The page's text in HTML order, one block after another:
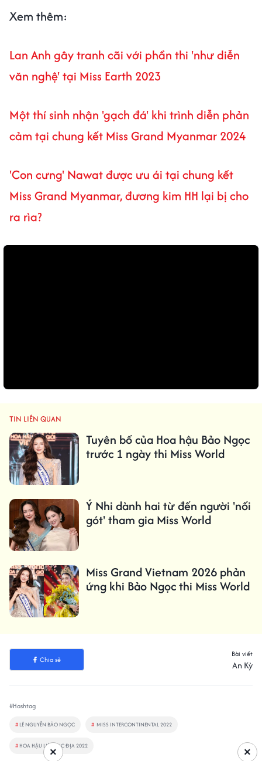
Xem thêm:
Lan Anh gây tranh cãi với phần thi 'như diễn
văn nghệ' tại Miss Earth 2023
Một thí sinh nhận 'gạch đá' khi trình diễn phản
cảm tại chung kết Miss Grand Myanmar 2024
'Con cưng' Nawat được ưu ái tại chung kết
Miss Grand Myanmar, đương kim HH lại bị cho
ra rìa?
TIN LIÊN QUAN
Tuyên bố của Hoa hậu Bảo Ngọc
trước 1 ngày thi Miss World
Ý Nhi dành hai từ đến người 'nối
gót' tham gia Miss World
Miss Grand Vietnam 2026 phản
ứng khi Bảo Ngọc thi Miss World
Chia sẻ
Bài viết
An Kỳ
#Hashtag
# LÊ NGUYỄN BẢO NGỌC # MISS INTERCONTINENTAL 2022
# HOA HẬU LIÊN LỤC ĐỊA 2022 ×
×